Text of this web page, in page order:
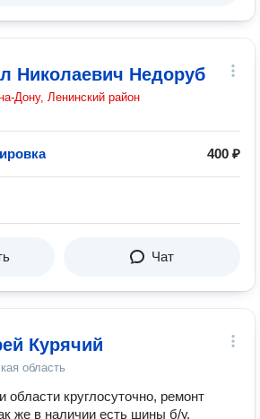
Николаевич Недоруб
Дону, Ленинский район
400 ₽
Чат
Курячий
область
области круглосуточно, ремонт
же в наличии есть шины б/у.